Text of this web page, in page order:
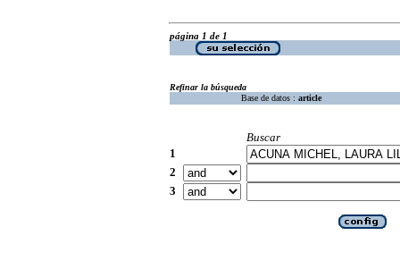
página 1 de 1
Refinar la búsqueda
Base de datos : article
Buscar
1
2
3